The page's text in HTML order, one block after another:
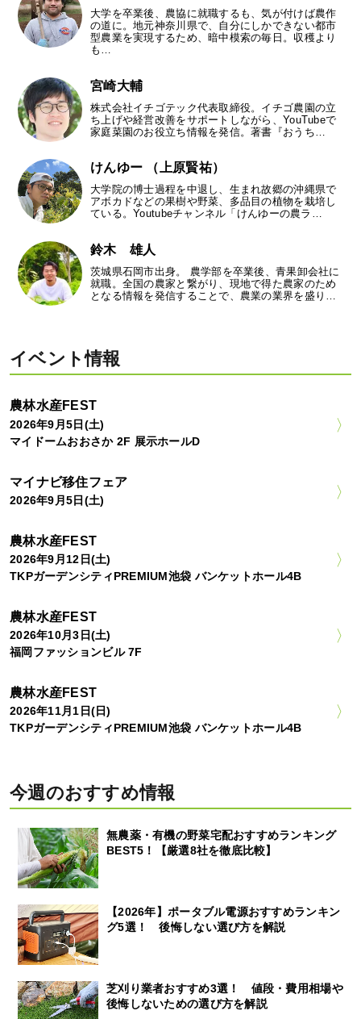
大学を卒業後、農協に就職するも、気が付けば農作
の道に。地元神奈川県で、自分にしかできない都市
型農業を実現するため、暗中模索の毎日。収穫より
も…
宮崎大輔
株式会社イチゴテック代表取締役。イチゴ農園の立
ち上げや経営改善をサポートしながら、YouTubeで
家庭菜園のお役立ち情報を発信。著書『おうち…
けんゆー （上原賢祐）
大学院の博士過程を中退し、生まれ故郷の沖縄県で
アボカドなどの果樹や野菜、多品目の植物を栽培し
ている。Youtubeチャンネル「けんゆーの農ラ…
鈴木 雄人
茨城県石岡市出身。 農学部を卒業後、青果卸会社に
就職。全国の農家と繋がり、現地で得た農家のため
となる情報を発信することで、農業の業界を盛り…
イベント情報
農林水産FEST
2026年9月5日(土)
マイドームおおさか 2F 展示ホールD
マイナビ移住フェア
2026年9月5日(土)
農林水産FEST
2026年9月12日(土)
TKPガーデンシティPREMIUM池袋 バンケットホール4B
農林水産FEST
2026年10月3日(土)
福岡ファッションビル 7F
農林水産FEST
2026年11月1日(日)
TKPガーデンシティPREMIUM池袋 バンケットホール4B
今週のおすすめ情報
無農薬・有機の野菜宅配おすすめランキング
BEST5！【厳選8社を徹底比較】
【2026年】ポータブル電源おすすめランキン
グ5選！ 後悔しない選び方を解説
芝刈り業者おすすめ3選！ 値段・費用相場や
後悔しないための選び方を解説